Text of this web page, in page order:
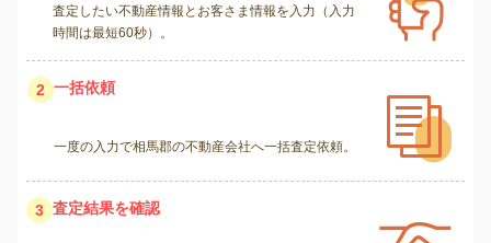
査定したい不動産情報とお客さま情報を入力（入力
時間は最短60秒）。
2 一括依頼
一度の入力で相馬郡の不動産会社へ一括査定依頼。
3 査定結果を確認